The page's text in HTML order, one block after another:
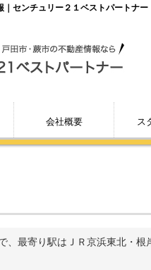
センチュリー２１ベストパートナー
会社概要 ス
最寄り駅はＪＲ京浜東北・